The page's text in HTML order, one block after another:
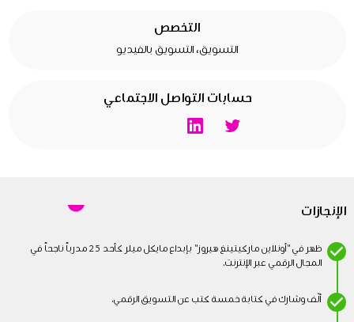
التخصص
التسويق، التسويق بالفيديو
حسابات التواصل الاجتماعي
الإنجازات
ظهر في "أونلاين ماركيتينغ هيروز" بإبداع مايكل ميلر كأحد 25 مدرباً ناجحاً في
المجال الرقمي عبر الإنترنت.
ألّف وشارك في كتابة خمسة كتب عن التسويق الرقمي.